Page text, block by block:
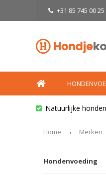
+31 85 745 00 25
Natuurlijke
Home Merken
Hondenvoeding